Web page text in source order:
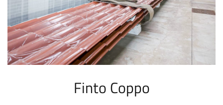
Finto Coppo